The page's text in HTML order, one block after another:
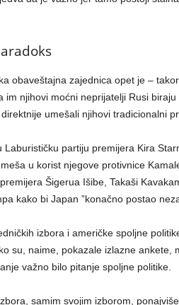
obaveštajna zajednica opet je –
im njihovi moćni neprijatelji Rusi
umešali njihovi tradicionalni
Laburističku partiju premijera Kira
u korist njegove protivnice
Šigerua Išibe, Takaši
kako bi Japan ”konačno postao
izbora i američke spoljne
su, naime, pokazale izlazne ankete,
važno bilo pitanje spoljne politike.
samim svojim izborom,